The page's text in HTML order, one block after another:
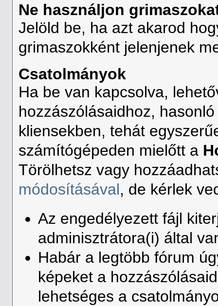
Ne használjon
Jelöld be, ha azt akarod
grimaszokként jelenjenek
Csatolmányok
Ha be van kapcsolva,
hozzászólásaidhoz,
kliensekben, tehát
számítógépeden mielőtt a
Törölhetsz vagy
módosításával, de kérlek
Az engedélyezett fájl
adminisztrátora(i) által
Habár a legtöbb fórum
képeket a
lehetséges a